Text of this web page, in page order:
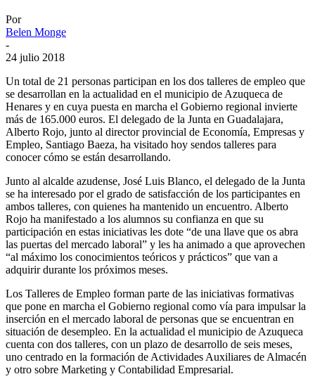
Por
Belen Monge
-
24 julio 2018
Un total de 21 personas participan en los dos talleres de empleo que
se desarrollan en la actualidad en el municipio de Azuqueca de
Henares y en cuya puesta en marcha el Gobierno regional invierte
más de 165.000 euros. El delegado de la Junta en Guadalajara,
Alberto Rojo, junto al director provincial de Economía, Empresas y
Empleo, Santiago Baeza, ha visitado hoy sendos talleres para
conocer cómo se están desarrollando.
Junto al alcalde azudense, José Luis Blanco, el delegado de la Junta
se ha interesado por el grado de satisfacción de los participantes en
ambos talleres, con quienes ha mantenido un encuentro. Alberto
Rojo ha manifestado a los alumnos su confianza en que su
participación en estas iniciativas les dote “de una llave que os abra
las puertas del mercado laboral” y les ha animado a que aprovechen
“al máximo los conocimientos teóricos y prácticos” que van a
adquirir durante los próximos meses.
Los Talleres de Empleo forman parte de las iniciativas formativas
que pone en marcha el Gobierno regional como vía para impulsar la
inserción en el mercado laboral de personas que se encuentran en
situación de desempleo. En la actualidad el municipio de Azuqueca
cuenta con dos talleres, con un plazo de desarrollo de seis meses,
uno centrado en la formación de Actividades Auxiliares de Almacén
y otro sobre Marketing y Contabilidad Empresarial.